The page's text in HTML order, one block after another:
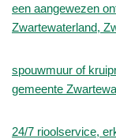
een aangewezen
Zwartewaterland,
spouwmuur of
gemeente
24/7 rioolservice,